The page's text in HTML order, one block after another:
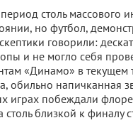
столь массового
но футбол,
говорили:
и не могло себя
«Динамо» в текущем
обильно напичканная
играх побеждали
близкой к финалу